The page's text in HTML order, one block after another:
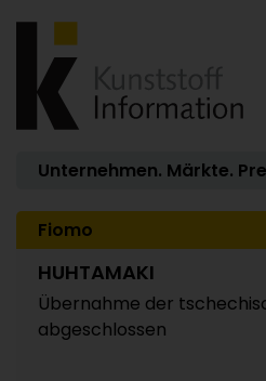
Unternehmen. Märkte.
Fiomo
HUHTAMAKI
Übernahme der
abgeschlossen